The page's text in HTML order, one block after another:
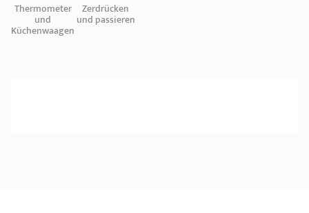
Thermometer
und
Küchenwaagen
Zerdrücken
und passieren